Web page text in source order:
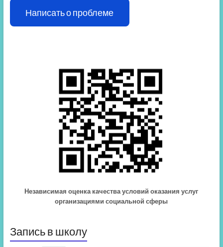
Написать о проблеме
Независимая оценка качества условий оказания услуг
организациями социальной сферы
Запись в школу